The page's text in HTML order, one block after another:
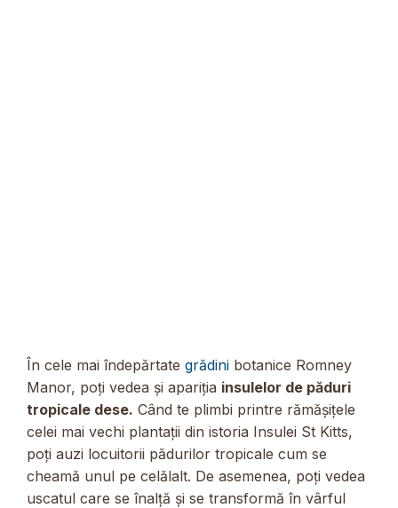
În cele mai îndepărtate grădini botanice Romney
Manor, poți vedea și apariția insulelor de păduri
tropicale dese. Când te plimbi printre rămășițele
celei mai vechi plantații din istoria Insulei St Kitts,
poți auzi locuitorii pădurilor tropicale cum se
cheamă unul pe celălalt. De asemenea, poți vedea
uscatul care se înalță și se transformă în vârful